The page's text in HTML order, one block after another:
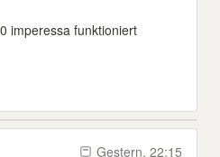
imperessa funktioniert
Gestern, 22:15